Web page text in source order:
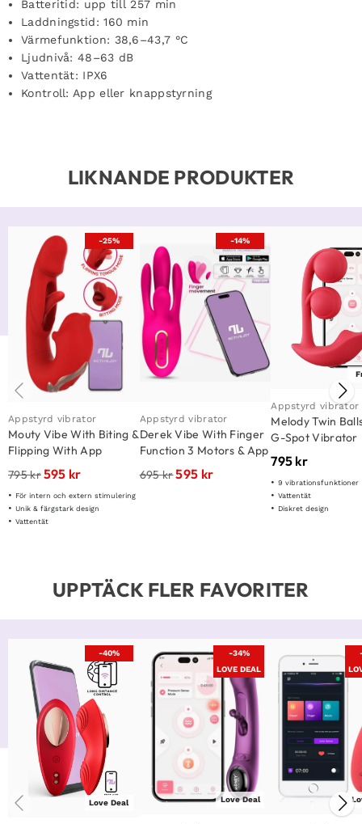
Batteritid: upp till 257 min
Laddningstid: 160 min
Värmefunktion: 38,6–43,7 °C
Ljudnivå: 48–63 dB
Vattentät: IPX6
Kontroll: App eller knappstyrning
LIKNANDE PRODUKTER
-25%
Appstyrd vibrator
Mouty Vibe With Biting &
Flipping With App
795kr595 kr
För intern och extern stimulering
Unik & färgstark design
Vattentät
-14%
Appstyrd vibrator
Derek Vibe With Finger
Function 3 Motors & App
695kr595 kr
Appstyrd vibrator
Melody Twin
G-Spot Vibrator
795 kr
9 vibrationsfunktioner
Vattentät
Diskret design
UPPTÄCK FLER FAVORITER
-40%
Love Deal
-34%
LOVE DEAL
Love Deal